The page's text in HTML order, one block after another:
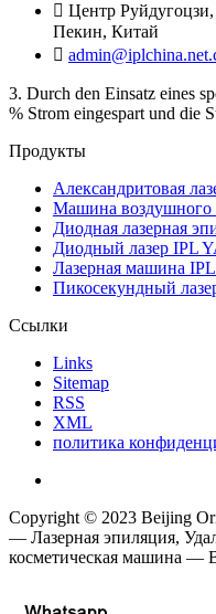
 Центр
Пекин, Китай

3. Durch den Einsatz eines
% Strom eingespart und die
Продукты
Александритовая
Машина воздушного
Диодная лазерная
Диодный лазер IPL
Лазерная машина IPL
Пикосекундный
Ссылки
Links
Sitemap
RSS
XML
политика
Copyright © 2023 Beijing
— Лазерная эпиляция,
косметическая машина —